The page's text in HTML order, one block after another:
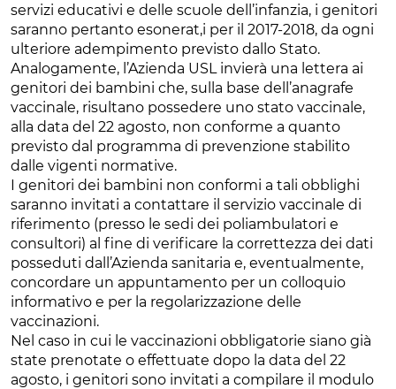
servizi educativi e delle scuole dell’infanzia, i genitori
saranno pertanto esonerat,i per il 2017-2018, da ogni
ulteriore adempimento previsto dallo Stato.
Analogamente, l’Azienda USL invierà una lettera ai
genitori dei bambini che, sulla base dell’anagrafe
vaccinale, risultano possedere uno stato vaccinale,
alla data del 22 agosto, non conforme a quanto
previsto dal programma di prevenzione stabilito
dalle vigenti normative.
I genitori dei bambini non conformi a tali obblighi
saranno invitati a contattare il servizio vaccinale di
riferimento (presso le sedi dei poliambulatori e
consultori) al fine di verificare la correttezza dei dati
posseduti dall’Azienda sanitaria e, eventualmente,
concordare un appuntamento per un colloquio
informativo e per la regolarizzazione delle
vaccinazioni.
Nel caso in cui le vaccinazioni obbligatorie siano già
state prenotate o effettuate dopo la data del 22
agosto, i genitori sono invitati a compilare il modulo